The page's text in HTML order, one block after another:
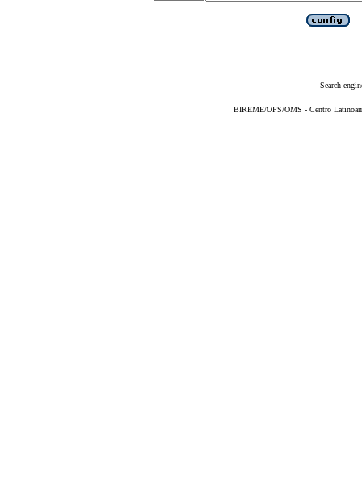
Search
BIREME/OPS/OMS - Centro